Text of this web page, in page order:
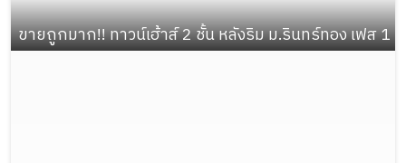
ขายถูกมาก!! ทาวน์เฮ้าส์ 2 ชั้น หลังริม ม.รินทร์ทอง เฟส 1